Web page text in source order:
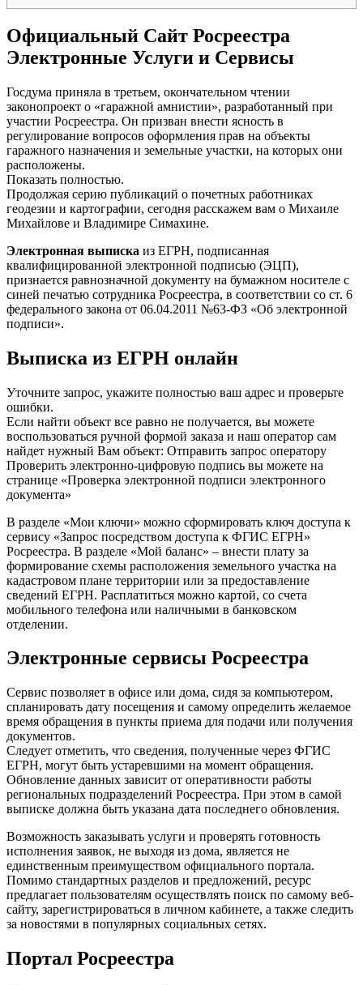
Официальный Сайт Росреестра
Электронные Услуги и Сервисы
Госдума приняла в третьем, окончательном чтении
законопроект о «гаражной амнистии», разработанный при
участии Росреестра. Он призван внести ясность в
регулирование вопросов оформления прав на объекты
гаражного назначения и земельные участки, на которых они
расположены.
Показать полностью.
Продолжая серию публикаций о почетных работниках
геодезии и картографии, сегодня расскажем вам о Михаиле
Михайлове и Владимире Симахине.
Электронная выписка из ЕГРН, подписанная
квалифицированной электронной подписью (ЭЦП),
признается равнозначной документу на бумажном носителе с
синей печатью сотрудника Росреестра, в соответствии со ст. 6
федерального закона от 06.04.2011 №63-ФЗ «Об электронной
подписи».
Выписка из ЕГРН онлайн
Уточните запрос, укажите полностью ваш адрес и проверьте
ошибки.
Если найти объект все равно не получается, вы можете
воспользоваться ручной формой заказа и наш оператор сам
найдет нужный Вам объект: Отправить запрос оператору
Проверить электронно-цифровую подпись вы можете на
странице «Проверка электронной подписи электронного
документа»
В разделе «Мои ключи» можно сформировать ключ доступа к
сервису «Запрос посредством доступа к ФГИС ЕГРН»
Росреестра. В разделе «Мой баланс» – внести плату за
формирование схемы расположения земельного участка на
кадастровом плане территории или за предоставление
сведений ЕГРН. Расплатиться можно картой, со счета
мобильного телефона или наличными в банковском
отделении.
Электронные сервисы Росреестра
Сервис позволяет в офисе или дома, сидя за компьютером,
спланировать дату посещения и самому определить желаемое
время обращения в пункты приема для подачи или получения
документов.
Следует отметить, что сведения, полученные через ФГИС
ЕГРН, могут быть устаревшими на момент обращения.
Обновление данных зависит от оперативности работы
региональных подразделений Росреестра. При этом в самой
выписке должна быть указана дата последнего обновления.
Возможность заказывать услуги и проверять готовность
исполнения заявок, не выходя из дома, является не
единственным преимуществом официального портала.
Помимо стандартных разделов и предложений, ресурс
предлагает пользователям осуществлять поиск по самому веб-
сайту, зарегистрироваться в личном кабинете, а также следить
за новостями в популярных социальных сетях.
Портал Росреестра